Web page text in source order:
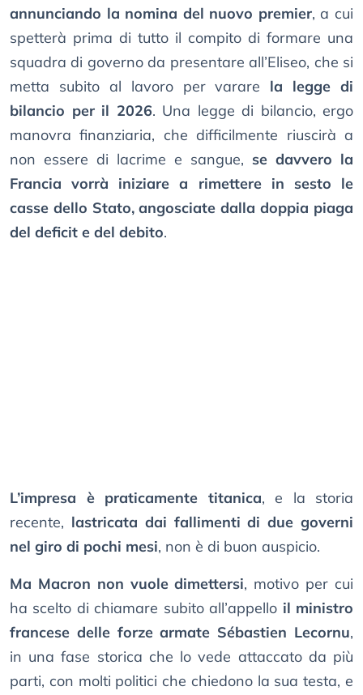
annunciando la nomina del nuovo premier, a cui
spetterà prima di tutto il compito di formare una
squadra di governo da presentare all’Eliseo, che si
metta subito al lavoro per varare la legge di
bilancio per il 2026. Una legge di bilancio, ergo
manovra finanziaria, che difficilmente riuscirà a
non essere di lacrime e sangue, se davvero la
Francia vorrà iniziare a rimettere in sesto le
casse dello Stato, angosciate dalla doppia piaga
del deficit e del debito.
L’impresa è praticamente titanica, e la storia
recente, lastricata dai fallimenti di due governi
nel giro di pochi mesi, non è di buon auspicio.
Ma Macron non vuole dimettersi, motivo per cui
ha scelto di chiamare subito all’appello il ministro
francese delle forze armate Sébastien Lecornu,
in una fase storica che lo vede attaccato da più
parti, con molti politici che chiedono la sua testa, e